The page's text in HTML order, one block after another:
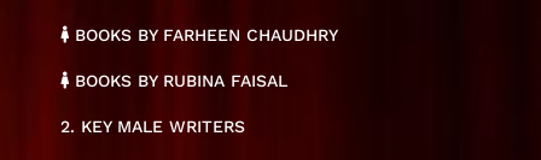
BOOKS BY FARHEEN CHAUDHRY
BOOKS BY RUBINA FAISAL
2. KEY MALE WRITERS